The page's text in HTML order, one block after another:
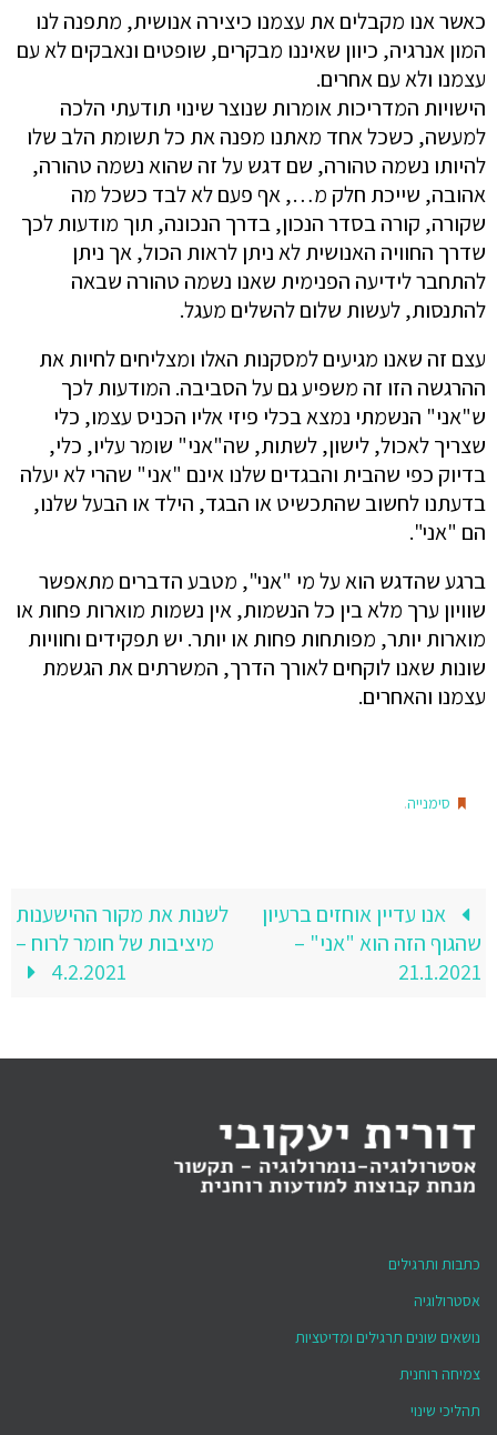
כאשר אנו מקבלים את עצמנו כיצירה אנושית, מתפנה לנו
המון אנרגיה, כיוון שאיננו מבקרים, שופטים ונאבקים לא עם
עצמנו ולא עם אחרים.
הישויות המדריכות אומרות שנוצר שינוי תודעתי הלכה
למעשה, כשכל אחד מאתנו מפנה את כל תשומת הלב שלו
להיותו נשמה טהורה, שם דגש על זה שהוא נשמה טהורה,
אהובה, שייכת חלק מ…, אף פעם לא לבד כשכל מה
שקורה, קורה בסדר הנכון, בדרך הנכונה, תוך מודעות לכך
שדרך החוויה האנושית לא ניתן לראות הכול, אך ניתן
להתחבר לידיעה הפנימית שאנו נשמה טהורה שבאה
להתנסות, לעשות שלום להשלים מעגל.
עצם זה שאנו מגיעים למסקנות האלו ומצליחים לחיות את
ההרגשה הזו זה משפיע גם על הסביבה. המודעות לכך
ש"אני" הנשמתי נמצא בכלי פיזי אליו הכניס עצמו, כלי
שצריך לאכול, לישון, לשתות, שה"אני" שומר עליו, כלי,
בדיוק כפי שהבית והבגדים שלנו אינם "אני" שהרי לא יעלה
בדעתנו לחשוב שהתכשיט או הבגד, הילד או הבעל שלנו,
הם "אני".
ברגע שהדגש הוא על מי "אני", מטבע הדברים מתאפשר
שוויון ערך מלא בין כל הנשמות, אין נשמות מוארות פחות או
מוארות יותר, מפותחות פחות או יותר. יש תפקידים וחוויות
שונות שאנו לוקחים לאורך הדרך, המשרתים את הגשמת
עצמנו והאחרים.
סימנייה.
אנו עדיין אוחזים ברעיון
שהגוף הזה הוא "אני" –
21.1.2021
לשנות את מקור ההישענות
מיציבות של חומר לרוח –
4.2.2021
כתבות ותרגילים
אסטרולוגיה
נושאים שונים תרגילים ומדיטציות
צמיחה רוחנית
תהליכי שינוי